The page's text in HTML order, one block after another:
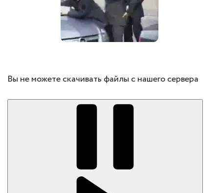
Вы не можете скачивать файлы с нашего сервера